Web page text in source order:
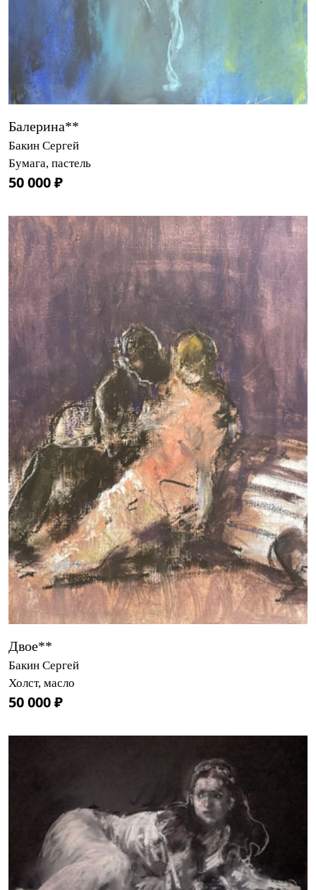
Балерина**
Бакин Сергей
Бумага, пастель
50 000 ₽
Двое**
Бакин Сергей
Холст, масло
50 000 ₽